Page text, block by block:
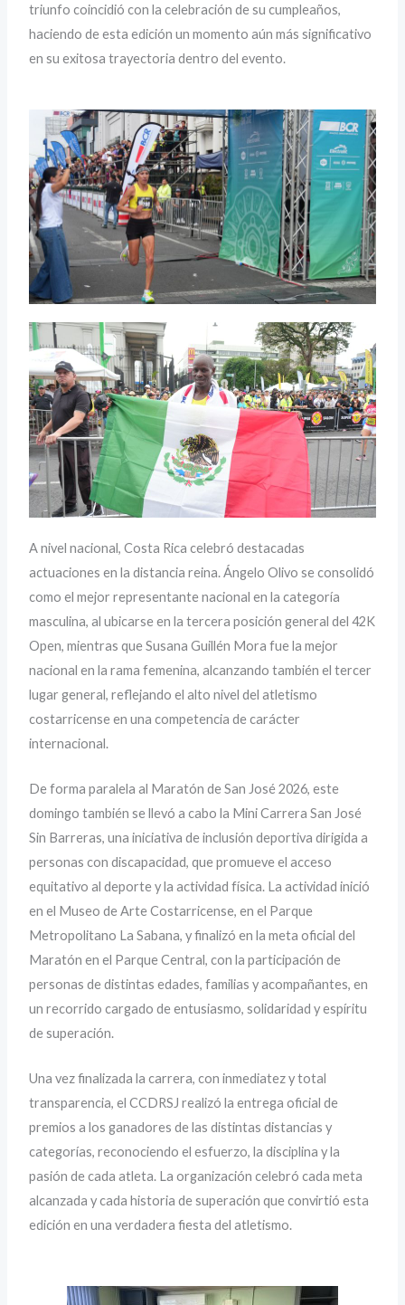
triunfo coincidió con la celebración de su cumpleaños,
haciendo de esta edición un momento aún más significativo
en su exitosa trayectoria dentro del evento.
A nivel nacional, Costa Rica celebró destacadas
actuaciones en la distancia reina. Ángelo Olivo se consolidó
como el mejor representante nacional en la categoría
masculina, al ubicarse en la tercera posición general del 42K
Open, mientras que Susana Guillén Mora fue la mejor
nacional en la rama femenina, alcanzando también el tercer
lugar general, reflejando el alto nivel del atletismo
costarricense en una competencia de carácter
internacional.
De forma paralela al Maratón de San José 2026, este
domingo también se llevó a cabo la Mini Carrera San José
Sin Barreras, una iniciativa de inclusión deportiva dirigida a
personas con discapacidad, que promueve el acceso
equitativo al deporte y la actividad física. La actividad inició
en el Museo de Arte Costarricense, en el Parque
Metropolitano La Sabana, y finalizó en la meta oficial del
Maratón en el Parque Central, con la participación de
personas de distintas edades, familias y acompañantes, en
un recorrido cargado de entusiasmo, solidaridad y espíritu
de superación.
Una vez finalizada la carrera, con inmediatez y total
transparencia, el CCDRSJ realizó la entrega oficial de
premios a los ganadores de las distintas distancias y
categorías, reconociendo el esfuerzo, la disciplina y la
pasión de cada atleta. La organización celebró cada meta
alcanzada y cada historia de superación que convirtió esta
edición en una verdadera fiesta del atletismo.